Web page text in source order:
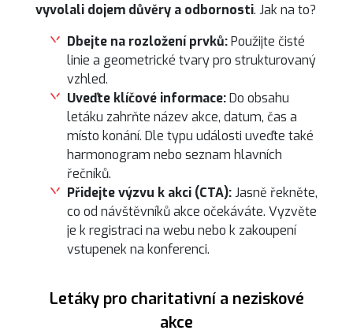
vyvolali dojem důvěry a odbornosti. Jak na to?
Dbejte na rozložení prvků:Použijte čisté
linie a geometrické tvary pro strukturovaný
vzhled.
Uveďte klíčové informace:Do obsahu
letáku zahrňte název akce, datum, čas a
místo konání. Dle typu události uveďte také
harmonogram nebo seznam hlavních
řečníků.
Přidejte výzvu k akci (CTA):Jasně řekněte,
co od návštěvníků akce očekáváte. Vyzvěte
je k registraci na webu nebo k zakoupení
vstupenek na konferenci.
Letáky pro charitativní a neziskové
akce